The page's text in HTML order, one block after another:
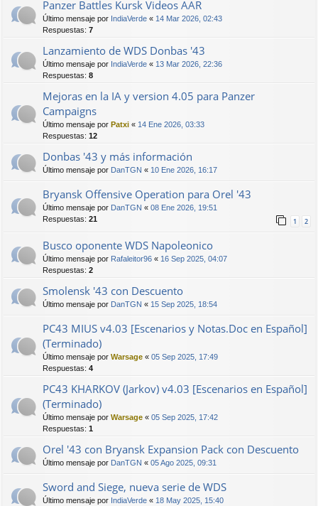
Panzer Battles Kursk Videos AAR
Último mensaje por IndiaVerde « 14 Mar 2026, 02:43
Respuestas: 7
Lanzamiento de WDS Donbas '43
Último mensaje por IndiaVerde « 13 Mar 2026, 22:36
Respuestas: 8
Mejoras en la IA y version 4.05 para Panzer
Campaigns
Último mensaje por Patxi « 14 Ene 2026, 03:33
Respuestas: 12
Donbas '43 y más información
Último mensaje por DanTGN « 10 Ene 2026, 16:17
Bryansk Offensive Operation para Orel '43
Último mensaje por DanTGN « 08 Ene 2026, 19:51
Respuestas: 21 1 2
Busco oponente WDS Napoleonico
Último mensaje por Rafaleitor96 « 16 Sep 2025, 04:07
Respuestas: 2
Smolensk '43 con Descuento
Último mensaje por DanTGN « 15 Sep 2025, 18:54
PC43 MIUS v4.03 [Escenarios y Notas.Doc en Español]
(Terminado)
Último mensaje por Warsage « 05 Sep 2025, 17:49
Respuestas: 4
PC43 KHARKOV (Jarkov) v4.03 [Escenarios en Español]
(Terminado)
Último mensaje por Warsage « 05 Sep 2025, 17:42
Respuestas: 1
Orel '43 con Bryansk Expansion Pack con Descuento
Último mensaje por DanTGN « 05 Ago 2025, 09:31
Sword and Siege, nueva serie de WDS
Último mensaje por IndiaVerde « 18 May 2025, 15:40